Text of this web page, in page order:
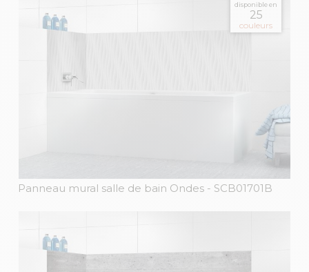
disponible en
25
couleurs
Panneau mural salle de bain Ondes - SCB01701B